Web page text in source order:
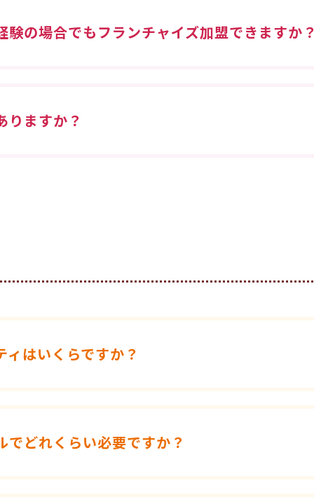
験の場合でもフランチャイズ加盟できますか？
りますか？
はいくらですか？
でどれくらい必要ですか？